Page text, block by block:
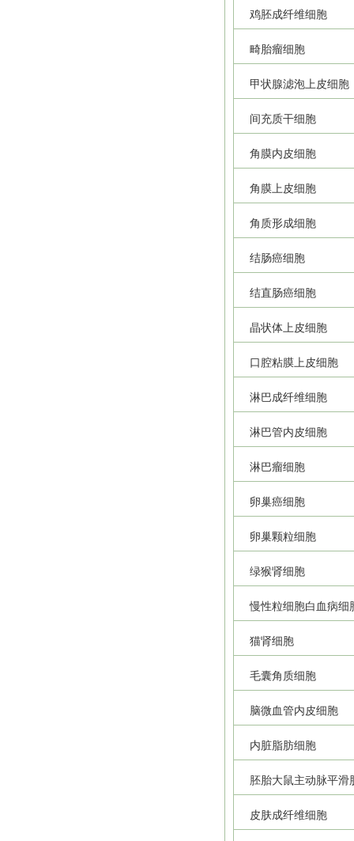
鸡胚成纤维细胞
畸胎瘤细胞
甲状腺滤泡上皮细胞
间充质干细胞
角膜内皮细胞
角膜上皮细胞
角质形成细胞
结肠癌细胞
结直肠癌细胞
晶状体上皮细胞
口腔粘膜上皮细胞
淋巴成纤维细胞
淋巴管内皮细胞
淋巴瘤细胞
卵巢癌细胞
卵巢颗粒细胞
绿猴肾细胞
慢性粒细胞白血病细
猫肾细胞
毛囊角质细胞
脑微血管内皮细胞
内脏脂肪细胞
胚胎大鼠主动脉平滑
皮肤成纤维细胞